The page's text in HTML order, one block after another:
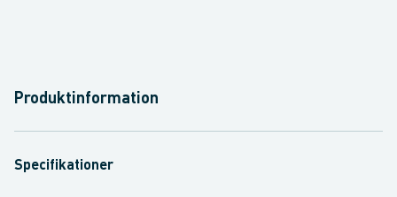
Produktinformation
Specifikationer